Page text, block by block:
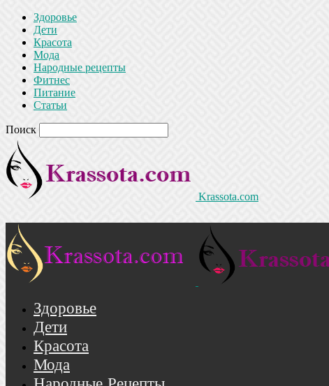
Здоровье
Дети
Красота
Мода
Народные рецепты
Фитнес
Питание
Статьи
Поиск
Krassota.com
Здоровье
Дети
Красота
Мода